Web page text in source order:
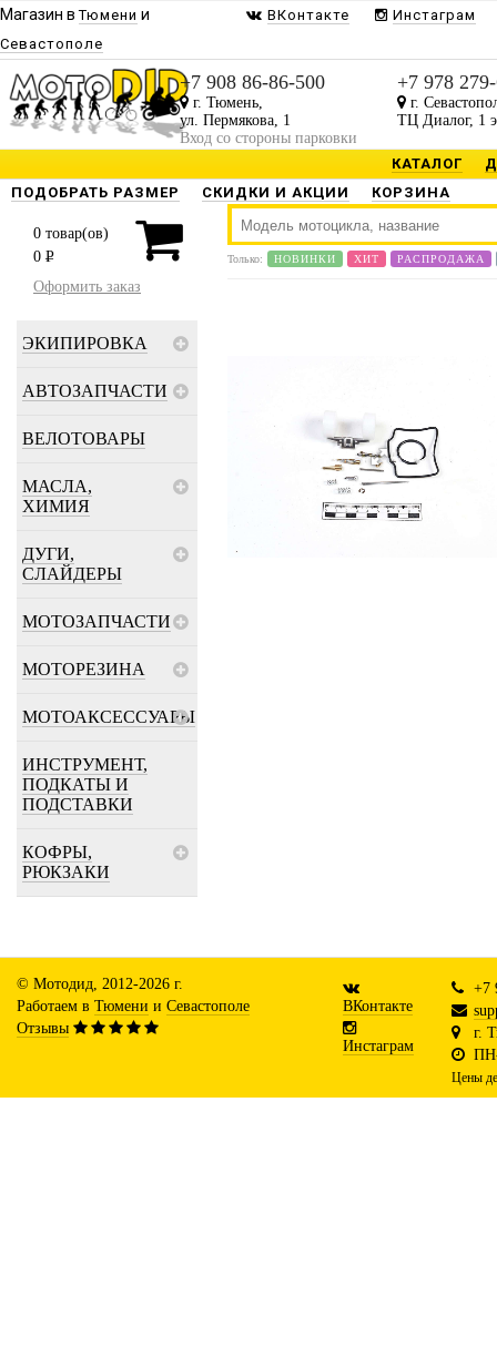
Магазин вТюмени и
Севастополе
ВКонтакте Инстаграм
+7 908 86-86-500
г. Тюмень,
ул. Пермякова, 1
Вход со стороны парковки
+7 978
г.
ТЦ Диалог, 1
КАТАЛОГ
ПОДОБРАТЬ РАЗМЕР
СКИДКИ И АКЦИИ КОРЗИНА
0 товар(ов)
0 P
Оформить заказ
ЭКИПИРОВКА
АВТОЗАПЧАСТИ
ВЕЛОТОВАРЫ
МАСЛА,
ХИМИЯ
ДУГИ,
СЛАЙДЕРЫ
МОТОЗАПЧАСТИ
МОТОРЕЗИНА
МОТОАКСЕССУАРЫ
ИНСТРУМЕНТ,
ПОДКАТЫ И
ПОДСТАВКИ
КОФРЫ,
РЮКЗАКИ
Только: НОВИНКИ ХИТ РАСПРОДАЖА
© Мотодид, 2012-2026 г.
Работаем в Тюмени и Севастополе
Отзывы
ВКонтакте
Инстаграм
+7
г.
Цены